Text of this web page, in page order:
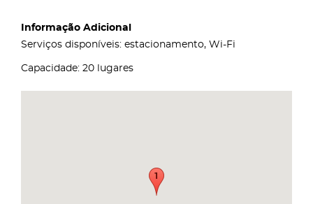
Informação Adicional
Serviços disponíveis: estacionamento, Wi-Fi
Capacidade: 20 lugares